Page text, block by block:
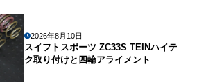
2026年8月10日
スイフトスポーツ ZC33S TEINハイテ
ク取り付けと四輪アライメント